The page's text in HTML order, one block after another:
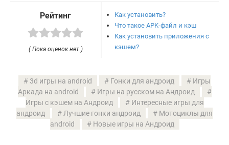
Рейтинг
( Пока оценок нет )
Как установить?
Что такое APK-файл и кэш
Как установить приложения с
кэшем?
3d игры на android Гонки для андроид
Игры
Аркада на android
Игры на русском на Андроид
Игры с кэшем на Андроид
Интересные игры для
андроид
Лучшие гонки андроид
Мотоциклы для
android
Новые игры на Андроид